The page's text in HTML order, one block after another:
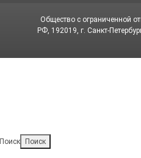
Общество с ограниченной
РФ, 192019, г. Санкт-
Поиск